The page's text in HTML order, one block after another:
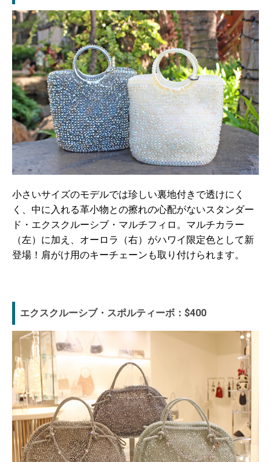
小さいサイズのモデルでは珍しい裏地付きで透けにく
く、中に入れる革小物との擦れの心配がないスタンダー
ド・エクスクルーシブ・マルチフィロ。マルチカラー
（左）に加え、オーロラ（右）がハワイ限定色として新
登場！肩がけ用のキーチェーンも取り付けられます。
エクスクルーシブ・スポルティーボ：$400